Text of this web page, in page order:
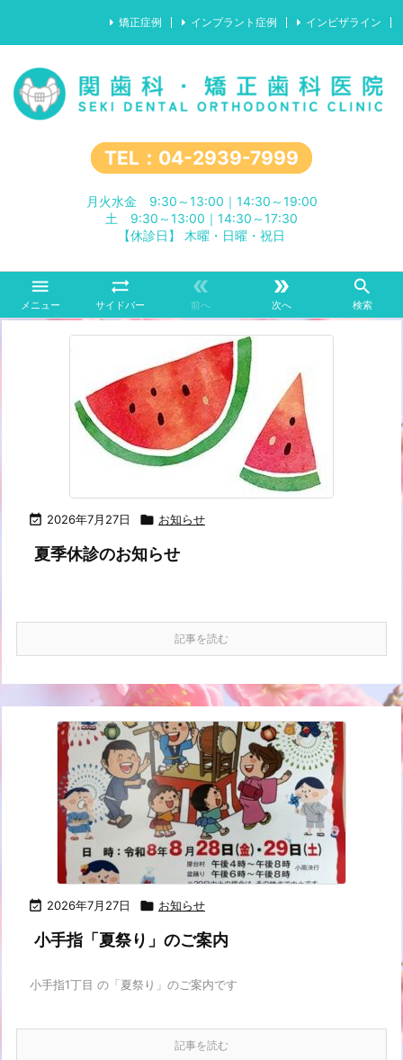
TEL：04-2939-7999
月火水金 9:30～13:00｜14:30～19:00
土 9:30～13:00｜14:30～17:30
【休診日】 木曜・日曜・祝日

メニュー

サイドバー

前へ

次へ

検索
矯正症例 インプラント症例 インビザライン
 2026年7月27日  お知らせ
夏季休診のお知らせ
記事を読む
 2026年7月27日  お知らせ
小手指「夏祭り」のご案内
小手指1丁目 の「夏祭り」のご案内です
記事を読む